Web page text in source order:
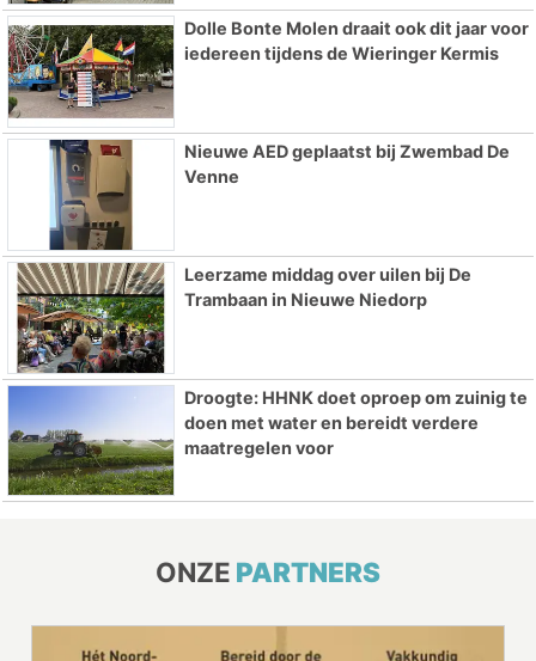
Dolle Bonte Molen draait ook dit jaar voor
iedereen tijdens de Wieringer Kermis
Nieuwe AED geplaatst bij Zwembad De
Venne
Leerzame middag over uilen bij De
Trambaan in Nieuwe Niedorp
Droogte: HHNK doet oproep om zuinig te
doen met water en bereidt verdere
maatregelen voor
ONZE PARTNERS